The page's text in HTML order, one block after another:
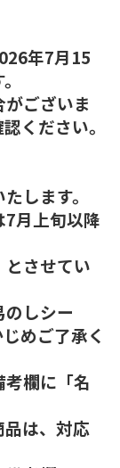
年7月15
ございま
ください。
します。
月上旬以降
させてい
しシー
めご了承く
欄に「名
は、対応